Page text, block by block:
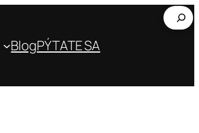
BlogPÝTATE SA